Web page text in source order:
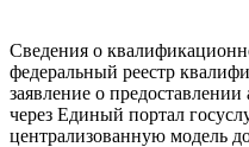
Сведения о
федеральный реестр
заявление о предоставлении
через Единый портал
централизованную модель